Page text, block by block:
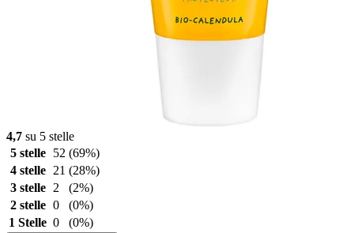
4,7 su 5 stelle
5 stelle
52 (69%)
4 stelle
21 (28%)
3 stelle
2
(2%)
2 stelle 0
(0%)
1 Stelle 0 (0%)